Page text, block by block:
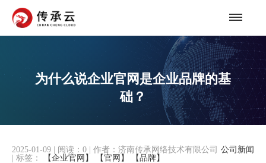
为什么说企业官网是企业品牌的基
础？
公司新闻
2025-01-09 阅读： 0
作者：济南传承网络技术有限公司
标签： 【企业官网】 【官网】 【品牌】